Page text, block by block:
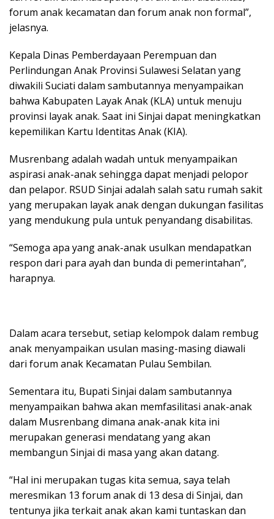
forum anak kecamatan dan forum anak non formal”,
jelasnya.
Kepala Dinas Pemberdayaan Perempuan dan
Perlindungan Anak Provinsi Sulawesi Selatan yang
diwakili Suciati dalam sambutannya menyampaikan
bahwa Kabupaten Layak Anak (KLA) untuk menuju
provinsi layak anak. Saat ini Sinjai dapat meningkatkan
kepemilikan Kartu Identitas Anak (KIA).
Musrenbang adalah wadah untuk menyampaikan
aspirasi anak-anak sehingga dapat menjadi pelopor
dan pelapor. RSUD Sinjai adalah salah satu rumah sakit
yang merupakan layak anak dengan dukungan fasilitas
yang mendukung pula untuk penyandang disabilitas.
“Semoga apa yang anak-anak usulkan mendapatkan
respon dari para ayah dan bunda di pemerintahan”,
harapnya.
Dalam acara tersebut, setiap kelompok dalam rembug
anak menyampaikan usulan masing-masing diawali
dari forum anak Kecamatan Pulau Sembilan.
Sementara itu, Bupati Sinjai dalam sambutannya
menyampaikan bahwa akan memfasilitasi anak-anak
dalam Musrenbang dimana anak-anak kita ini
merupakan generasi mendatang yang akan
membangun Sinjai di masa yang akan datang.
“Hal ini merupakan tugas kita semua, saya telah
meresmikan 13 forum anak di 13 desa di Sinjai, dan
tentunya jika terkait anak akan kami tuntaskan dan